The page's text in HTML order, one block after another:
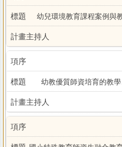
幼兒環境教育課程案例與
幼教優質師資培育的教